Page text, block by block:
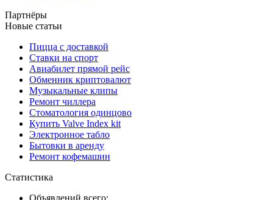
Партнёры
Новые статьи
Пицца с доставкой
Ставки на спорт
Авиабилет прямой рейс
Обменник криптовалют
Музыкальные клипы
Ремонт чиллера
Стоматология одинцово
Купить Valve Index kit
Электронное табло
Бытовки в аренду
Ремонт кофемашин
Статистика
Объявлений всего: